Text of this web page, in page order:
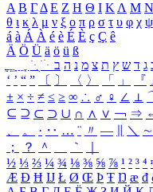
Α Β ΓΔ Ε Ζ Η Θ Ι ΚΛ Μ Ν
θ ι κ λ μ ν ξ ο π ρ σ τ υ φ χ ψ
á à Á À é è É È ç Ç ê
Ä Ö Ü ä ö ü ß
ִֶֹ ֻּ ׁׂ ג ד ש ץ ת צ מ נ ה ב
‘ ’ “ ” 〔 〕 〈 〉 「 」 『
± × ÷ ≠ ≤ ≥ ∞ ∴ ♂ ♀ ∠ ⊥
⊆ ⊇ ⊂ ⊃ ∪ ∩ ∧ ∨ ￢ ⇒
、
。 · ‥ … ¨ 〃 ― ＼ ∼
；
？ ＾ ｀
½ ⅓ ⅔ ¼ ¾ ⅛ ⅜ ⅝ ⅞ ¹ ² ³ ⁴
Æ Ð Ħ Ĳ Ł Ø Œ Þ Ŧ Ŋ æ đ